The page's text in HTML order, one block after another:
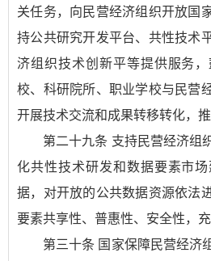
关任务，向民营经济组织开放国
持公共研究开发平台、共性技术
济组织技术创新平等提供服务
校、科研院所、职业学校与民营
开展技术交流和成果转移转化，
第二十九条 支持民营经济组
化共性技术研发和数据要素市
据，对开放的公共数据资源依法
要素共享性、普惠性、安全性，
第三十条 国家保障民营经济